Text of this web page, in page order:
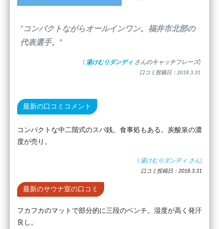
”コンパクトながらオールインワン。福井市北部の
代表選手。”
( 湯けむりダンディ さんのキャッチフレーズ)
口コミ投稿日：2018.3.31
最新の口コミコメント
コンパクトな中二階式のスパ銭。食事処もある。炭酸泉の濃
度が売り。
( 湯けむりダンディ さん)
口コミ投稿日：2018.3.31
最新のサウナ室の口コミ
フカフカのマットで部分的に三段のベンチ。湿度が高く発汗
良し。